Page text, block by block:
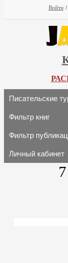
Войти /
Писательские
Фильтр книг
Фильтр
Личный кабинет